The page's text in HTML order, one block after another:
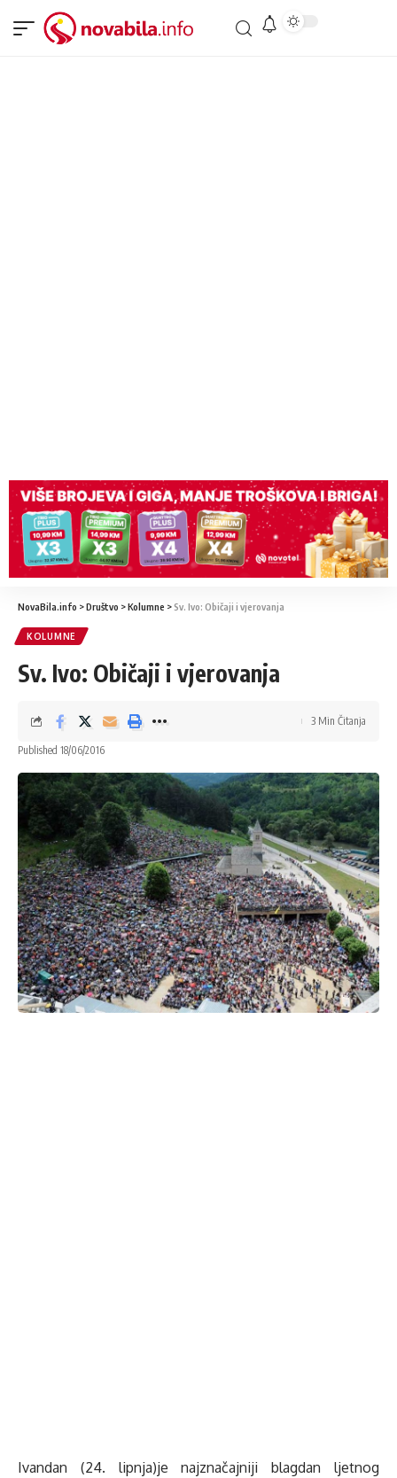
NovaBila.info >Društvo >Kolumne >Sv. Ivo: Običaji i vjerovanja
KOLUMNE
Sv. Ivo: Običaji i vjerovanja
Published 18/06/2016
3 Min Čitanja
Ivandan (24. lipnja)je najznačajniji blagdan ljetnog